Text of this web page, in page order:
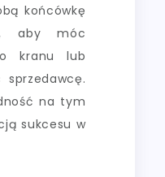
końcówkę
aby móc
kranu lub
na tym
sukcesu w